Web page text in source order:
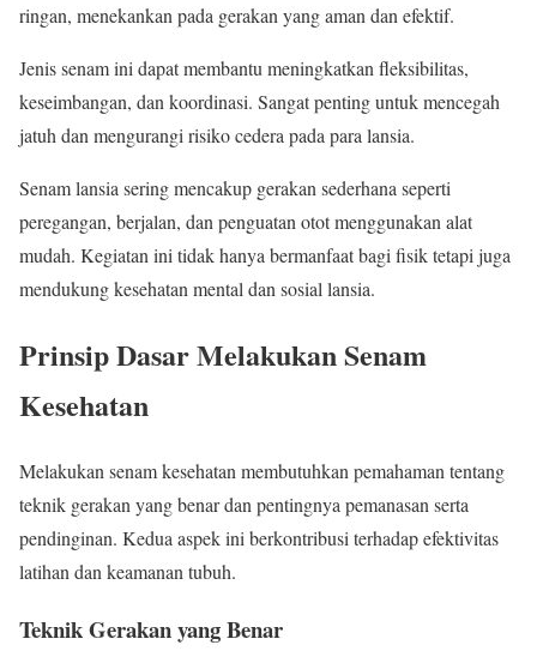
ringan, menekankan pada gerakan yang aman dan efektif.
Jenis senam ini dapat membantu meningkatkan fleksibilitas,
keseimbangan, dan koordinasi. Sangat penting untuk mencegah
jatuh dan mengurangi risiko cedera pada para lansia.
Senam lansia sering mencakup gerakan sederhana seperti
peregangan, berjalan, dan penguatan otot menggunakan alat
mudah. Kegiatan ini tidak hanya bermanfaat bagi fisik tetapi juga
mendukung kesehatan mental dan sosial lansia.
Prinsip Dasar Melakukan Senam
Kesehatan
Melakukan senam kesehatan membutuhkan pemahaman tentang
teknik gerakan yang benar dan pentingnya pemanasan serta
pendinginan. Kedua aspek ini berkontribusi terhadap efektivitas
latihan dan keamanan tubuh.
Teknik Gerakan yang Benar